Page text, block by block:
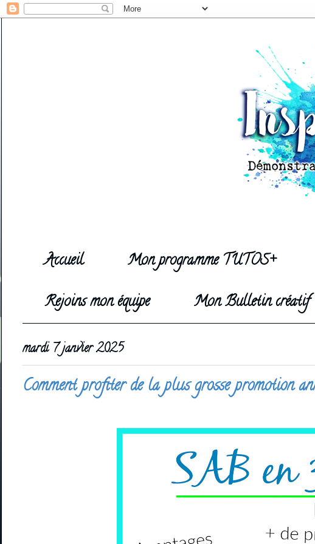
Accueil Mon programme TUTOS+
Rejoins mon équipe
Mon Bulletin créatif
mardi 7 janvier 2025
Comment profiter de la plus grosse promotion